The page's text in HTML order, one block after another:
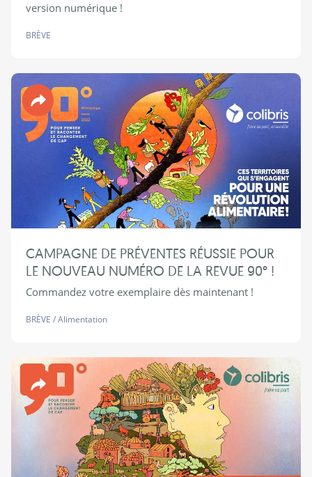
version numérique !
BRÈVE
Revue 90°
CAMPAGNE DE PRÉVENTES RÉUSSIE POUR
LE NOUVEAU NUMÉRO DE LA REVUE 90° !
Commandez votre exemplaire dès maintenant !
BRÈVE /Alimentation
Revue 90°